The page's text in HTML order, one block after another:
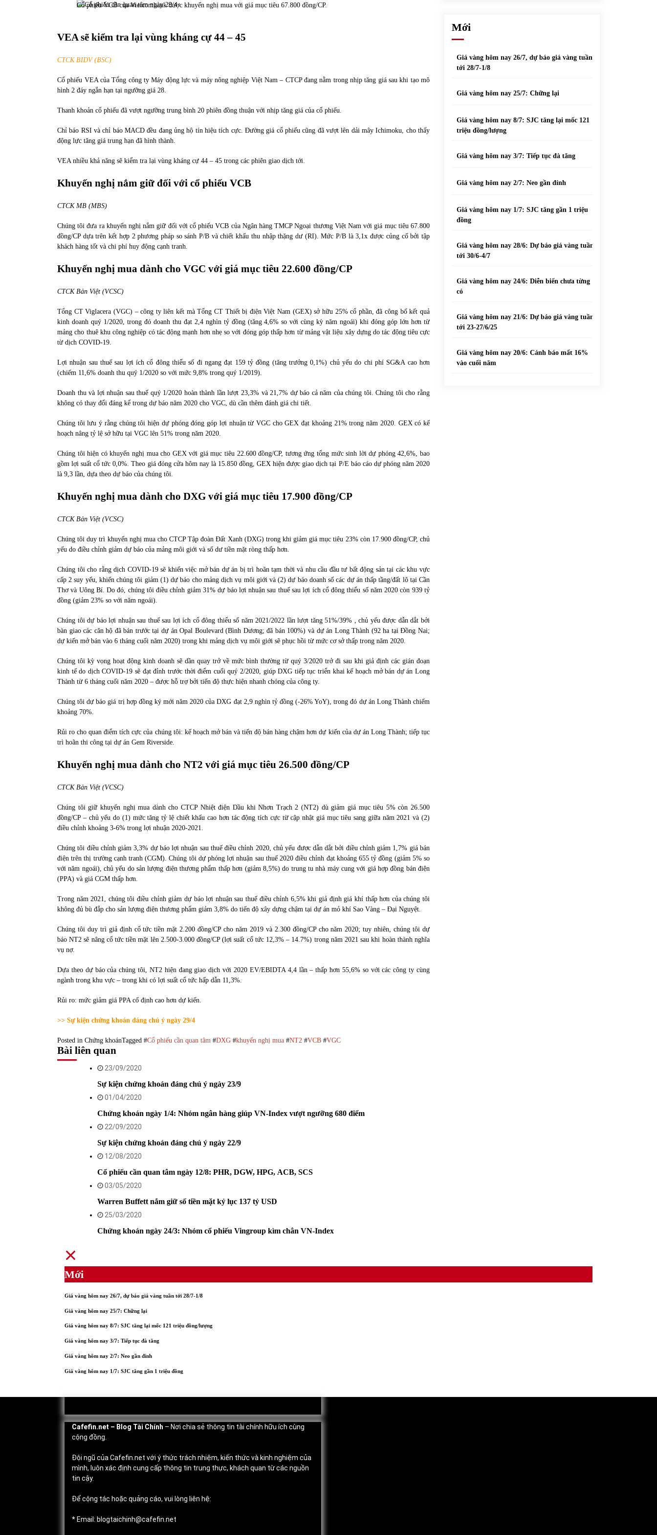
31/05/2022
của Vietcombank và Eximbank
Phân tích giá tiền điện tử sau ngày thị
Cổ phiếu VCB của Vietcombank được khuyến nghị mua với giá mục tiêu 67.800 đồng/CP.
VEA sẽ kiểm tra lại vùng kháng cự 44 – 45
CTCK BIDV (BSC)
Cổ phiếu VEA của Tổng công ty Máy động lực và máy nông nghiệp Việt Nam – CTCP đang nằm trong nhịp tăng giá sau khi tạo mô
hình 2 đáy ngắn hạn tại ngưỡng giá 28.
Thanh khoản cổ phiếu đã vượt ngưỡng trung bình 20 phiên đồng thuận với nhịp tăng giá của cổ phiếu.
Chỉ báo RSI và chỉ báo MACD đều đang ủng hộ tín hiệu tích cực. Đường giá cổ phiếu cũng đã vượt lên dải mây Ichimoku, cho thấy
động lực tăng giá trung hạn đã hình thành.
VEA nhiều khả năng sẽ kiểm tra lại vùng kháng cự 44 – 45 trong các phiên giao dịch tới.
Khuyến nghị nắm giữ đối với cổ phiếu VCB
CTCK MB (MBS)
Chúng tôi đưa ra khuyến nghị nắm giữ đối với cổ phiếu VCB của Ngân hàng TMCP Ngoại thương Việt Nam với giá mục tiêu 67.800
đồng/CP dựa trên kết hợp 2 phương pháp so sánh P/B và chiết khấu thu nhập thặng dư (RI). Mức P/B là 3,1x được củng cố bởi tập
khách hàng tốt và chi phí huy động cạnh tranh.
Khuyến nghị mua dành cho VGC với giá mục tiêu 22.600 đồng/CP
CTCK Bản Việt (VCSC)
Tổng CT Viglacera (VGC) – công ty liên kết mà Tổng CT Thiết bị điện Việt Nam (GEX) sở hữu 25% cổ phần, đã công bố kết quả
kinh doanh quý 1/2020, trong đó doanh thu đạt 2,4 nghìn tỷ đồng (tăng 4,6% so với cùng kỳ năm ngoái) khi đóng góp lớn hơn từ
mảng cho thuê khu công nghiệp có tác động mạnh hơn nhẹ so với đóng góp thấp hơn từ mảng vật liệu xây dựng do tác động tiêu cực
từ dịch COVID-19.
Lợi nhuận sau thuế sau lợi ích cổ đông thiểu số đi ngang đạt 159 tỷ đồng (tăng trưởng 0,1%) chủ yếu do chi phí SG&A cao hơn
(chiếm 11,6% doanh thu quý 1/2020 so với mức 9,8% trong quý 1/2019).
Doanh thu và lợi nhuận sau thuế quý 1/2020 hoàn thành lần lượt 23,3% và 21,7% dự báo cả năm của chúng tôi. Chúng tôi cho rằng
không có thay đổi đáng kể trong dự báo năm 2020 cho VGC, dù cần thêm đánh giá chi tiết.
Chúng tôi lưu ý rằng chúng tôi hiện dự phóng đóng góp lợi nhuận từ VGC cho GEX đạt khoảng 21% trong năm 2020. GEX có kế
hoạch nâng tỷ lệ sở hữu tại VGC lên 51% trong năm 2020.
Chúng tôi hiện có khuyến nghị mua cho GEX với giá mục tiêu 22.600 đồng/CP, tương ứng tổng mức sinh lời dự phóng 42,6%, bao
gồm lợi suất cổ tức 0,0%. Theo giá đóng cửa hôm nay là 15.850 đồng, GEX hiện được giao dịch tại P/E báo cáo dự phóng năm 2020
là 9,3 lần, dựa theo dự báo của chúng tôi.
Khuyến nghị mua dành cho DXG với giá mục tiêu 17.900 đồng/CP
CTCK Bản Việt (VCSC)
Chúng tôi duy trì khuyến nghị mua cho CTCP Tập đoàn Đất Xanh (DXG) trong khi giảm giá mục tiêu 23% còn 17.900 đồng/CP, chủ
yếu do điều chỉnh giảm dự báo của mảng môi giới và số dư tiền mặt ròng thấp hơn.
Chúng tôi cho rằng dịch COVID-19 sẽ khiến việc mở bán dự án bị trì hoãn tạm thời và nhu cầu đầu tư bất động sản tại các khu vực
cấp 2 suy yếu, khiến chúng tôi giảm (1) dự báo cho mảng dịch vụ môi giới và (2) dự báo doanh số các dự án thấp tầng/đất lô tại Cần
Thơ và Uông Bí. Do đó, chúng tôi điều chỉnh giảm 31% dự báo lợi nhuận sau thuế sau lợi ích cổ đông thiểu số năm 2020 còn 939 tỷ
đồng (giảm 23% so với năm ngoái).
Chúng tôi dự báo lợi nhuận sau thuế sau lợi ích cổ đông thiểu số năm 2021/2022 lần lượt tăng 51%/39% , chủ yếu được dẫn dắt bởi
bàn giao các căn hộ đã bán trước tại dự án Opal Boulevard (Bình Dương; đã bán 100%) và dự án Long Thành (92 ha tại Đồng Nai;
dự kiến mở bán vào 6 tháng cuối năm 2020) trong khi mảng dịch vụ môi giới sẽ phục hồi từ mức cơ sở thấp trong năm 2020.
Chúng tôi kỳ vọng hoạt động kinh doanh sẽ dần quay trở về mức bình thường từ quý 3/2020 trở đi sau khi giả định các gián đoạn
kinh tế do dịch COVID-19 sẽ đạt đỉnh trước thời điểm cuối quý 2/2020, giúp DXG tiếp tục triển khai kế hoạch mở bán dự án Long
Thành từ 6 tháng cuối năm 2020 – được hỗ trợ bởi tiến độ thực hiện nhanh chóng của công ty.
Chúng tôi dự báo giá trị hợp đồng ký mới năm 2020 của DXG đạt 2,9 nghìn tỷ đồng (-26% YoY), trong đó dự án Long Thành chiếm
khoảng 70%.
Rủi ro cho quan điểm tích cực của chúng tôi: kế hoạch mở bán và tiến độ bán hàng chậm hơn dự kiến của dự án Long Thành; tiếp tục
trì hoãn thi công tại dự án Gem Riverside.
Khuyến nghị mua dành cho NT2 với giá mục tiêu 26.500 đồng/CP
CTCK Bản Việt (VCSC)
Chúng tôi giữ khuyến nghị mua dành cho CTCP Nhiệt điện Dầu khi Nhơn Trạch 2 (NT2) dù giảm giá mục tiêu 5% còn 26.500
đồng/CP – chủ yếu do (1) mức tăng tỷ lệ chiết khấu cao hơn tác động tích cực từ cập nhật giá mục tiêu sang giữa năm 2021 và (2)
điều chỉnh khoảng 3-6% trong lợi nhuận 2020-2021.
Chúng tôi điều chỉnh giảm 3,3% dự báo lợi nhuận sau thuế điều chỉnh 2020, chủ yếu được dẫn dắt bởi điều chỉnh giảm 1,7% giá bán
điện trên thị trường cạnh tranh (CGM). Chúng tôi dự phóng lợi nhuận sau thuế 2020 điều chỉnh đạt khoảng 655 tỷ đồng (giảm 5% so
với năm ngoái), chủ yếu do sản lượng điện thương phẩm thấp hơn (giảm 8,5%) do trung tu nhà máy cung với giá hợp đồng bán điện
(PPA) và giá CGM thấp hơn.
Trong năm 2021, chúng tôi điều chỉnh giảm dự báo lợi nhuận sau thuế điều chỉnh 6,5% khi giả định giá khí thấp hơn của chúng tôi
không đủ bù đắp cho sản lượng điện thương phẩm giảm 3,8% do tiến độ xây dựng chậm tại dự án mỏ khí Sao Vàng – Đại Nguyệt.
Chúng tôi duy trì giả định cổ tức tiền mặt 2.200 đồng/CP cho năm 2019 và 2.300 đồng/CP cho năm 2020; tuy nhiên, chúng tôi dự
báo NT2 sẽ nâng cổ tức tiền mặt lên 2.500-3.000 đồng/CP (lợi suất cổ tức 12,3% – 14.7%) trong năm 2021 sau khi hoàn thành nghĩa
vụ nợ.
Dựa theo dự báo của chúng tôi, NT2 hiện đang giao dịch với 2020 EV/EBIDTA 4,4 lần – thấp hơn 55,6% so với các công ty cùng
ngành trong khu vực – trong khi có lợi suất cổ tức hấp dẫn 11,3%.
Rủi ro: mức giảm giá PPA cố định cao hơn dự kiến.
>> Sự kiện chứng khoán đáng chú ý ngày 29/4
Posted in Chứng khoánTagged #Cổ phiếu cần quan tâm #DXG #khuyến nghị mua #NT2 #VCB #VGC
Bài liên quan
23/09/2020
Sự kiện chứng khoán đáng chú ý ngày 23/9
01/04/2020
Chứng khoán ngày 1/4: Nhóm ngân hàng giúp VN-Index vượt ngưỡng 680 điểm
22/09/2020
Sự kiện chứng khoán đáng chú ý ngày 22/9
12/08/2020
Cổ phiếu cần quan tâm ngày 12/8: PHR, DGW, HPG, ACB, SCS
03/05/2020
Warren Buffett nắm giữ số tiền mặt kỷ lục 137 tỷ USD
25/03/2020
Chứng khoán ngày 24/3: Nhóm cổ phiếu Vingroup kìm chân VN-Index
Mới
Giá vàng hôm nay 26/7, dự báo giá vàng tuần
tới 28/7-1/8
Giá vàng hôm nay 25/7: Chững lại
Giá vàng hôm nay 8/7: SJC tăng lại mốc 121
triệu đồng/lượng
Giá vàng hôm nay 3/7: Tiếp tục đà tăng
Giá vàng hôm nay 2/7: Neo gần đỉnh
Giá vàng hôm nay 1/7: SJC tăng gần 1 triệu
đồng
Giá vàng hôm nay 28/6: Dự báo giá vàng tuần
tới 30/6-4/7
Giá vàng hôm nay 24/6: Diễn biến chưa từng
có
Giá vàng hôm nay 21/6: Dự báo giá vàng tuần
tới 23-27/6/25
Giá vàng hôm nay 20/6: Cảnh báo mất 16%
vào cuối năm
Mới
Giá vàng hôm nay 26/7, dự báo giá vàng tuần tới 28/7-1/8
Giá vàng hôm nay 25/7: Chững lại
Giá vàng hôm nay 8/7: SJC tăng lại mốc 121 triệu đồng/lượng
Giá vàng hôm nay 3/7: Tiếp tục đà tăng
Giá vàng hôm nay 2/7: Neo gần đỉnh
Giá vàng hôm nay 1/7: SJC tăng gần 1 triệu đồng
Cafefin.net – Blog Tài Chính – Nơi chia sẻ thông tin tài chính hữu ích cùng
cộng đồng.
Đội ngũ của Cafefin.net với ý thức trách nhiệm, kiến thức và kinh nghiệm của
mình, luôn xác định cung cấp thông tin trung thực, khách quan từ các nguồn
tin cậy.
Để cộng tác hoặc quảng cáo, vui lòng liên hệ:
* Email: blogtaichinh@cafefin.net